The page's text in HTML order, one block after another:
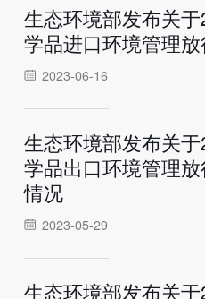
生态环境部发布关
学品进口环境管理
2023-06-16
生态环境部发布关
学品出口环境管理
情况
2023-05-29
生态环境部发布关